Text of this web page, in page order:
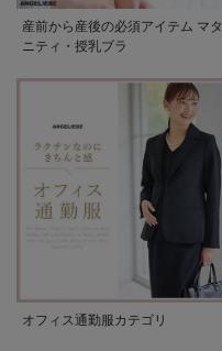
産前から産後の必須アイテム マタ
ニティ・授乳ブラ
オフィス通勤服カテゴリ